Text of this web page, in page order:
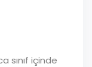
sınıf içinde